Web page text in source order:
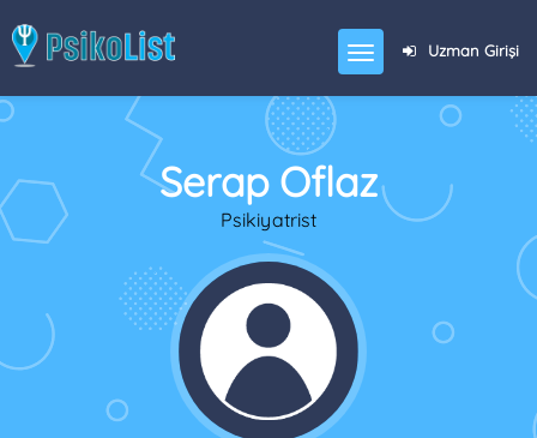
Uzman Girişi
Serap Oflaz
Psikiyatrist